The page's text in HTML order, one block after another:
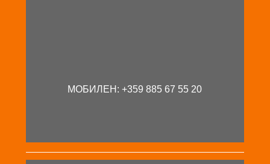
МОБИЛЕН: +359 885 67 55 20